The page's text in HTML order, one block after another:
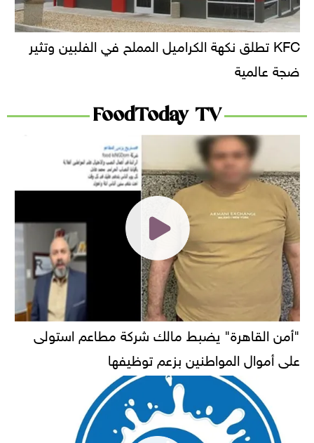
KFC تطلق نكهة الكراميل المملح في الفلبين وتثير
ضجة عالمية
FoodToday TV
"أمن القاهرة" يضبط مالك شركة مطاعم استولى
على أموال المواطنين بزعم توظيفها